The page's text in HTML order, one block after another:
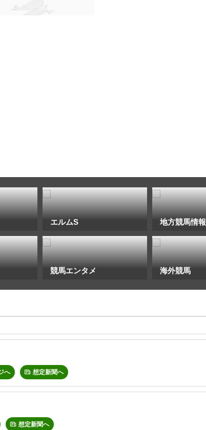
エルムS
競馬エンタメ
地方競馬情報
海外競馬
へ 想定新聞へ
想定新聞へ